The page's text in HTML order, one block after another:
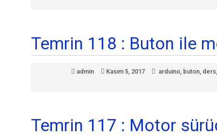
Temrin 118 : Buton ile
admin Kasım 5, 2017 arduino, buton, ders
Temrin 117 : Motor